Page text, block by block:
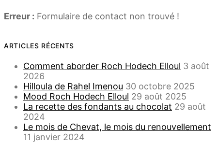
Erreur : Formulaire de contact non trouvé !
ARTICLES RÉCENTS
Comment aborder Roch Hodech Elloul 3 août
2026
Hilloula de Rahel Imenou 30 octobre 2025
Mood Roch Hodech Elloul 29 août 2025
La recette des fondants au chocolat 29 août
2024
Le mois de Chevat, le mois du renouvellement
11 janvier 2024